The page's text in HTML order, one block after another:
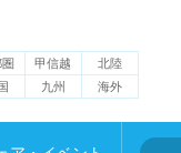
甲信越
北陸
九州 海外